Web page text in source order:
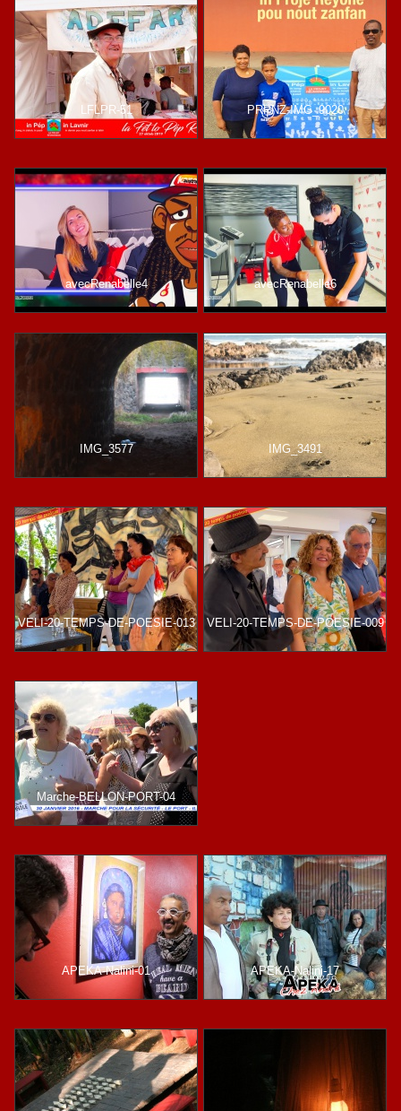
LFLPR-51 PRPNZ-IMG_9020
avecRenabelle4 avecRenabelle6
IMG_3577 IMG_3491
VELI-20-TEMPS-DE-POESIE-013 VELI-20-TEMPS-DE-POESIE-009
Marche-BELLON-PORT-04
APEKA-Nalini-01 APEKA-Nalini-17